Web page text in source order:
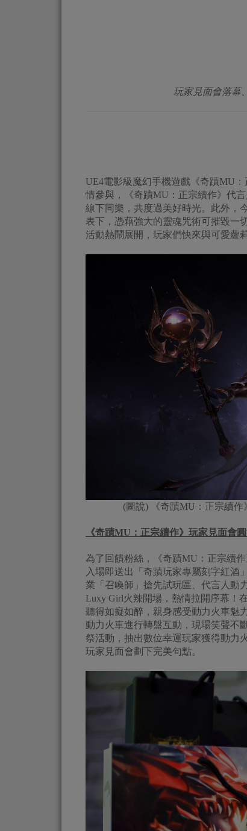
玩家見面會落幕
UE4電影級魔幻手機遊戲《奇蹟MU
情參與，《奇蹟MU：正宗續作》代
線下同樂，共度過美好時光。此外，
表下，憑藉強大的靈魂咒術可摧毀一
活動熱鬧展開，玩家們快來與可愛蘿
(圖說) 《奇蹟MU：正宗續
《奇蹟MU：正宗續作》玩家見面會
為了回饋粉絲，《奇蹟MU：正宗續
入場即送出「奇蹟玩家專屬刻字紅酒
業「召喚師」搶先試玩區、代言人動
Luxy Girl火辣開場，熱情拉開序幕！
聽得如癡如醉，親身感受動力火車魅
動力火車進行轉盤互動，現場笑聲不
祭活動，抽出數位幸運玩家獲得動力
玩家見面會劃下完美句點。